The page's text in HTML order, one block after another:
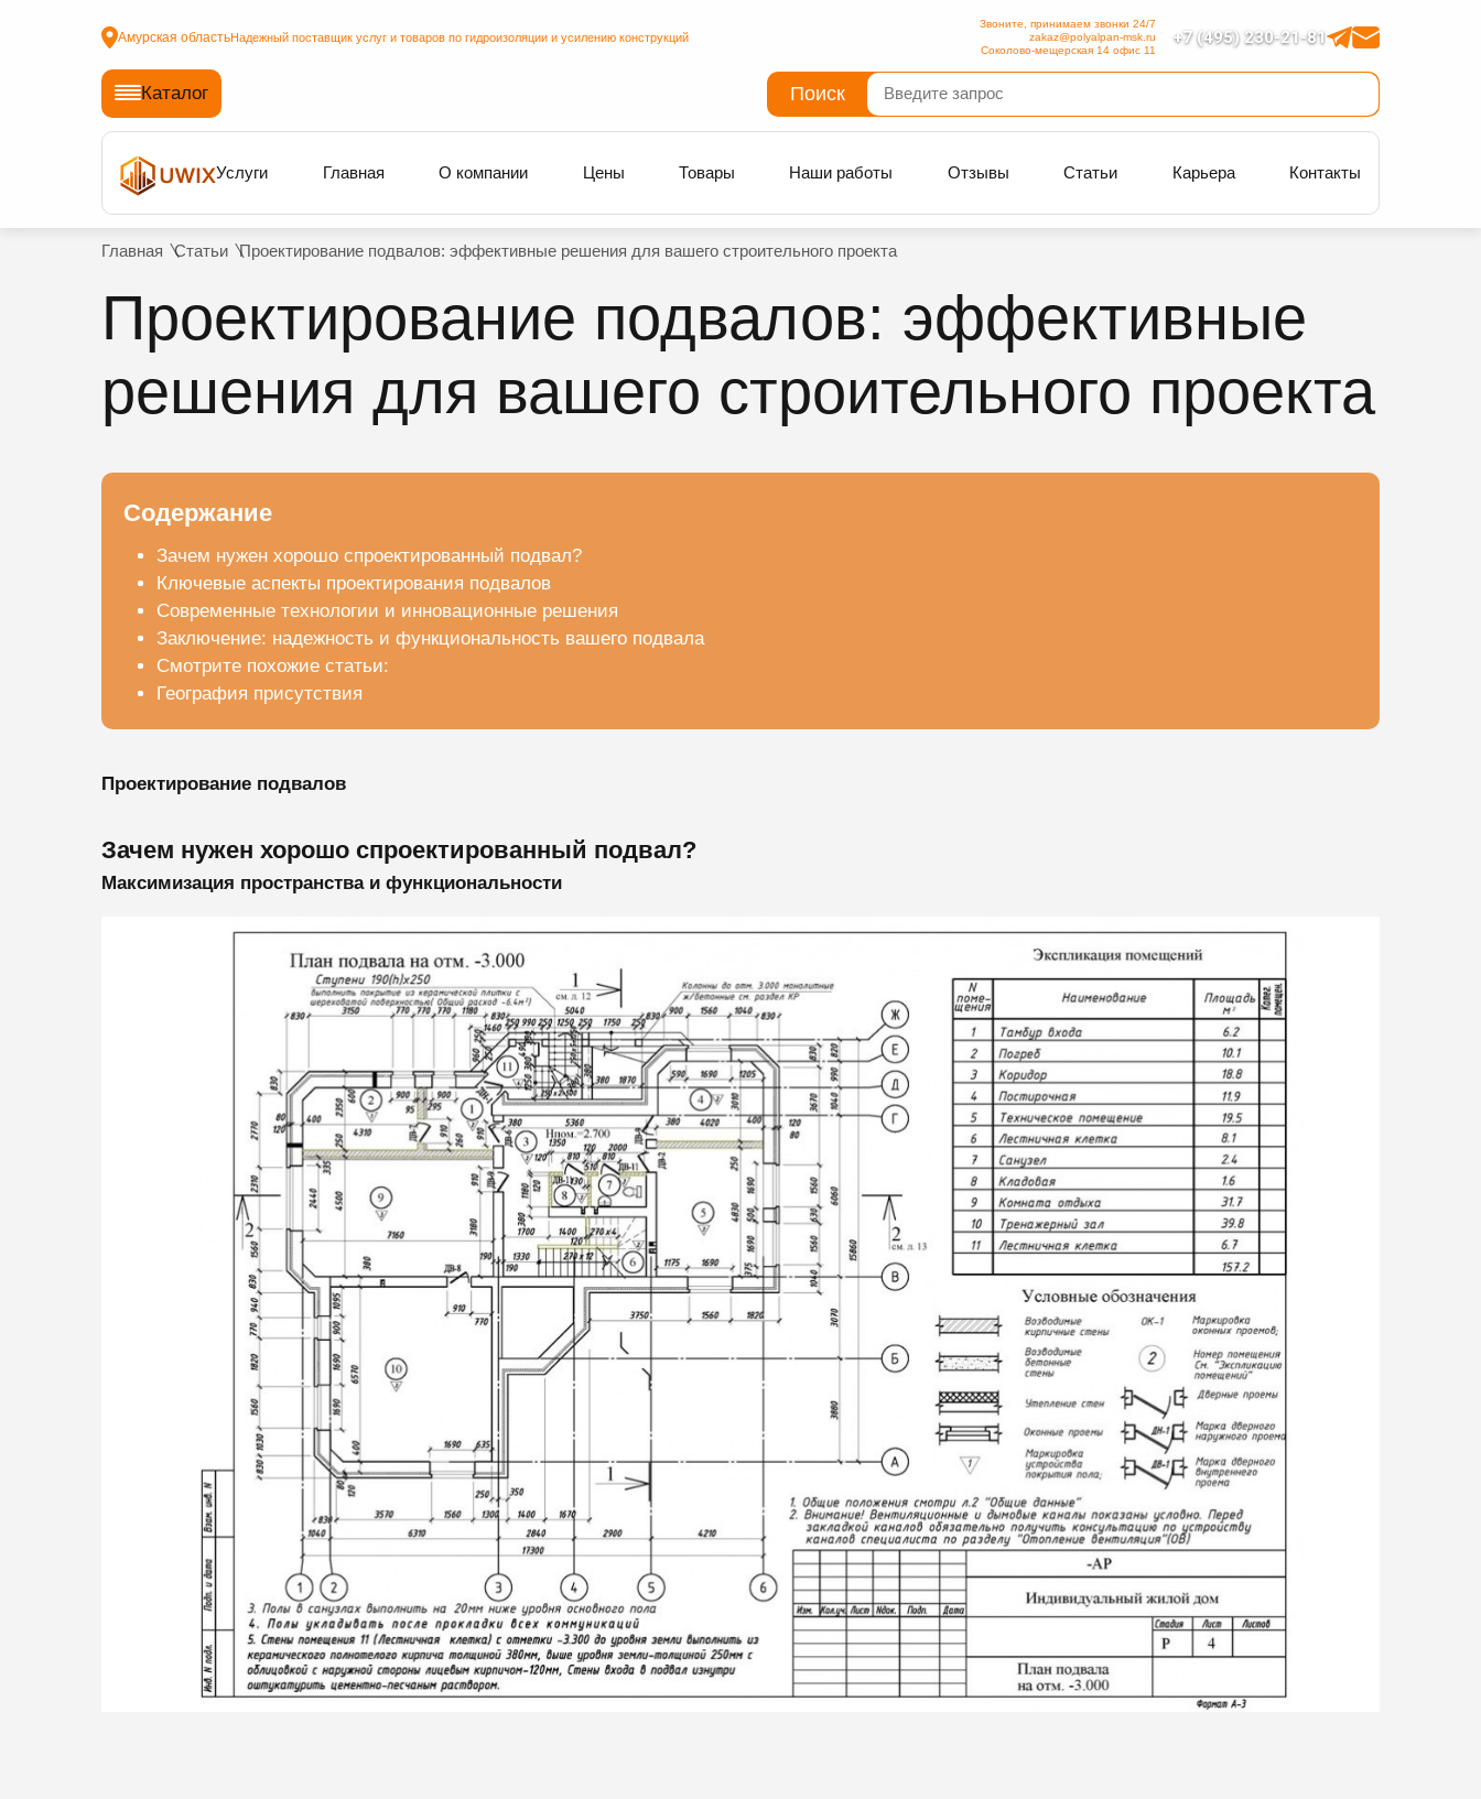
Амурская областьНадежный поставщик услуг и товаров по гидроизоляции и усилению конструкций +7 (495) 230-21-81
Звоните, принимаем звонки 24/7
zakaz@polyalpan-msk.ru
Соколово-мещерская 14 офис 11
Каталог Поиск
Услуги Главная О компании Цены Товары Наши работы Отзывы Статьи Карьера Контакты
Главная Статьи Проектирование подвалов: эффективные решения для вашего строительного проекта
Проектирование подвалов: эффективные
решения для вашего строительного проекта
Содержание
Зачем нужен хорошо спроектированный подвал?
Ключевые аспекты проектирования подвалов
Современные технологии и инновационные решения
Заключение: надежность и функциональность вашего подвала
Смотрите похожие статьи:
География присутствия
Проектирование подвалов
Зачем нужен хорошо спроектированный подвал?
Максимизация пространства и функциональности